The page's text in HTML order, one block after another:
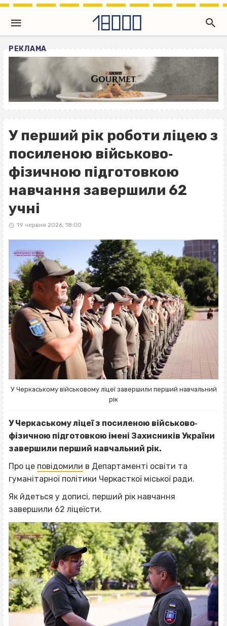
РЕКЛАМА
У перший рік роботи ліцею з
посиленою військово‐
фізичною підготовкою
навчання завершили 62
учні
19 червня 2026, 18:00
У Черкаському військовому ліцеї завершили перший навчальний
рік
У Черкаському ліцеї з посиленою військово‐
фізичною підготовкою імені Захисників України
завершили перший навчальний рік.
Про це повідомили в Департаменті освіти та
гуманітарної політики Черкасткої міської ради.
Як йдеться у дописі, перший рік навчання
завершили 62 ліцеїсти.